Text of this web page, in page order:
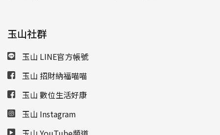
玉山社群
玉山 LINE官方帳號
玉山 招財納福喵喵
玉山 數位生活好康
玉山 Instagram